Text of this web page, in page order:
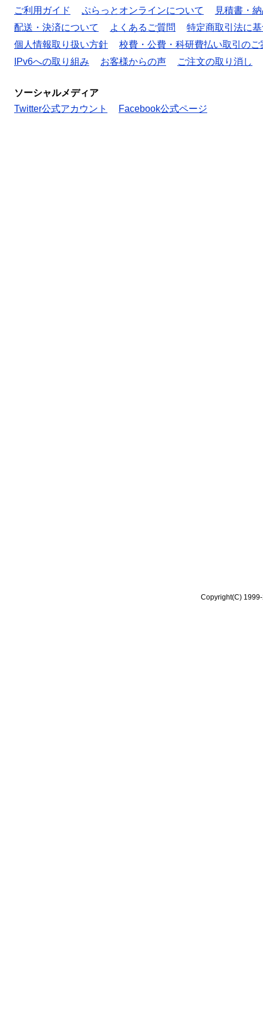
ご利用ガイド
ぷらっとオンラインについて
見積書・
配送・決済について
よくあるご質問
特定商取引法に
個人情報取り扱い方針
校費・公費・科研費払い取引のご
IPv6への取り組み
お客様からの声 ご注文の取り消し
ソーシャルメディア
Twitter公式アカウント
Facebook公式ページ
Copyright(C)